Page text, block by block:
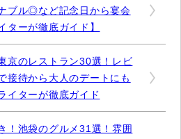
ブル◎など記念日から宴会
ターが徹底ガイド】
京のレストラン30選！レビ
待から大人のデートにも
イターが徹底ガイド
！池袋のグルメ31選！雰囲